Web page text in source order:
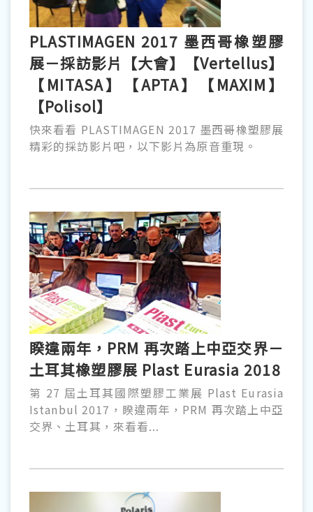
PLASTIMAGEN 2017 墨西哥橡塑膠
展－採訪影片【大會】【Vertellus】
【MITASA】【APTA】【MAXIM】
【Polisol】
快來看看 PLASTIMAGEN 2017 墨西哥橡塑膠展
精彩的採訪影片吧，以下影片為原音重現。
睽違兩年，PRM 再次踏上中亞交界－
土耳其橡塑膠展 Plast Eurasia 2018
第 27 屆土耳其國際塑膠工業展 Plast Eurasia
Istanbul 2017，睽違兩年，PRM 再次踏上中亞
交界、土耳其，來看看...